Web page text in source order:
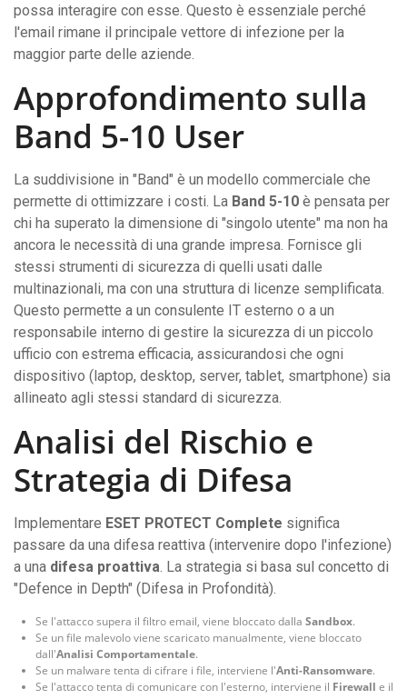
possa interagire con esse. Questo è essenziale perché
l'email rimane il principale vettore di infezione per la
maggior parte delle aziende.
Approfondimento sulla
Band 5-10 User
La suddivisione in "Band" è un modello commerciale che
permette di ottimizzare i costi. La Band 5-10 è pensata per
chi ha superato la dimensione di "singolo utente" ma non ha
ancora le necessità di una grande impresa. Fornisce gli
stessi strumenti di sicurezza di quelli usati dalle
multinazionali, ma con una struttura di licenze semplificata.
Questo permette a un consulente IT esterno o a un
responsabile interno di gestire la sicurezza di un piccolo
ufficio con estrema efficacia, assicurandosi che ogni
dispositivo (laptop, desktop, server, tablet, smartphone) sia
allineato agli stessi standard di sicurezza.
Analisi del Rischio e
Strategia di Difesa
Implementare ESET PROTECT Complete significa
passare da una difesa reattiva (intervenire dopo l'infezione)
a una difesa proattiva. La strategia si basa sul concetto di
"Defence in Depth" (Difesa in Profondità).
Se l'attacco supera il filtro email, viene bloccato dalla Sandbox.
Se un file malevolo viene scaricato manualmente, viene bloccato
dall'Analisi Comportamentale.
Se un malware tenta di cifrare i file, interviene l'Anti-Ransomware.
Se l'attacco tenta di comunicare con l'esterno, interviene il Firewall e il